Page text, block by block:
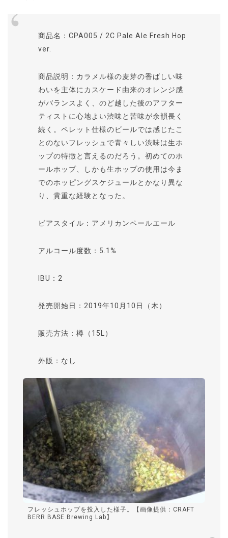
商品名：CPA005 / 2C Pale Ale Fresh Hop
ver.
商品説明：カラメル様の麦芽の香ばしい味
わいを主体にカスケード由来のオレンジ感
がバランスよく、のど越した後のアフター
ティストに心地よい渋味と苦味が余韻長く
続く。ペレット仕様のビールでは感じたこ
とのないフレッシュで青々しい渋味は生ホ
ップの特徴と言えるのだろう。初めてのホ
ールホップ、しかも生ホップの使用は今ま
でのホッピングスケジュールとかなり異な
り、貴重な経験となった。
ビアスタイル：アメリカンペールエール
アルコール度数：5.1%
IBU：2
発売開始日：2019年10月10日（木）
販売方法：樽（15L）
外販：なし
フレッシュホップを投入した様子。【画像提供：CRAFT
BERR BASE Brewing Lab】